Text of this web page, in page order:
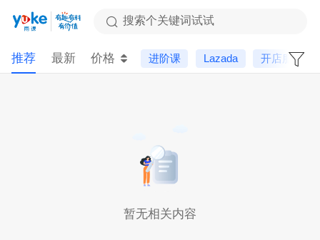
搜索个关键词试试
推荐 最新 价格 进阶课 Lazada 开店服务
暂无相关内容